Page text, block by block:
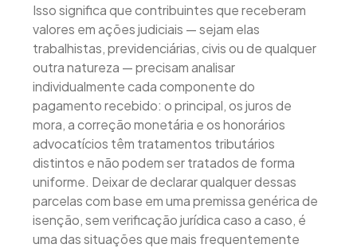
Isso significa que contribuintes que receberam
valores em ações judiciais — sejam elas
trabalhistas, previdenciárias, civis ou de qualquer
outra natureza — precisam analisar
individualmente cada componente do
pagamento recebido: o principal, os juros de
mora, a correção monetária e os honorários
advocatícios têm tratamentos tributários
distintos e não podem ser tratados de forma
uniforme. Deixar de declarar qualquer dessas
parcelas com base em uma premissa genérica de
isenção, sem verificação jurídica caso a caso, é
uma das situações que mais frequentemente